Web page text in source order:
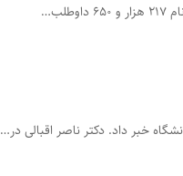
خبر داد. دکتر ناصر اقبالی در…